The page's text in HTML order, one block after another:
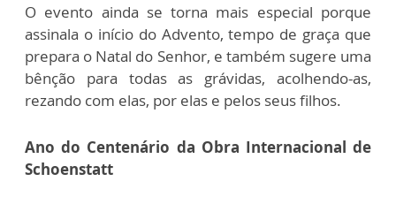
O evento ainda se torna mais especial porque
assinala o início do Advento, tempo de graça que
prepara o Natal do Senhor, e também sugere uma
bênção para todas as grávidas, acolhendo-as,
rezando com elas, por elas e pelos seus filhos.
Ano do Centenário da Obra Internacional de
Schoenstatt